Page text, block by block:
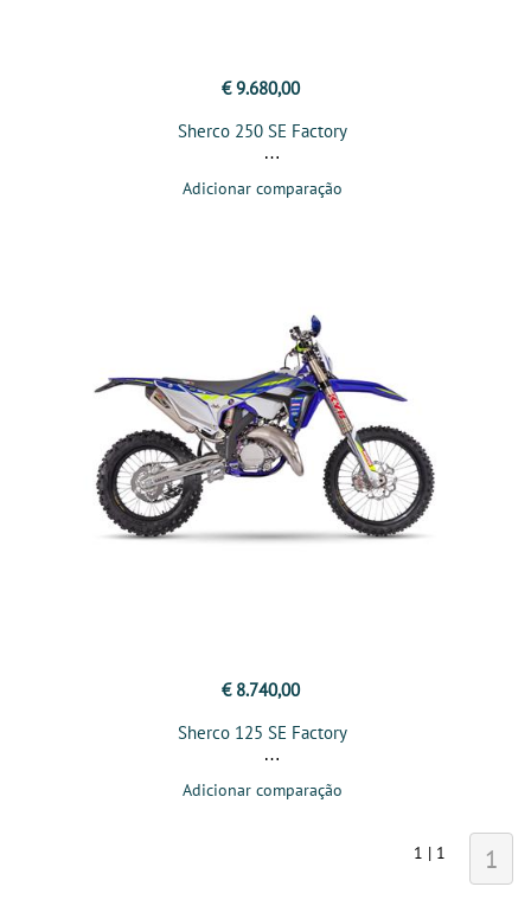
€ 9.680,00
Sherco 250 SE Factory
Adicionar comparação
€ 8.740,00
Sherco 125 SE Factory
Adicionar comparação
1 | 1 1